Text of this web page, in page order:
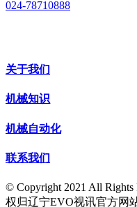
024-78710888
关于我们
机械知识
机械自动化
联系我们
© Copyright 2021 All Rights
权归辽宁EVO视讯官方网